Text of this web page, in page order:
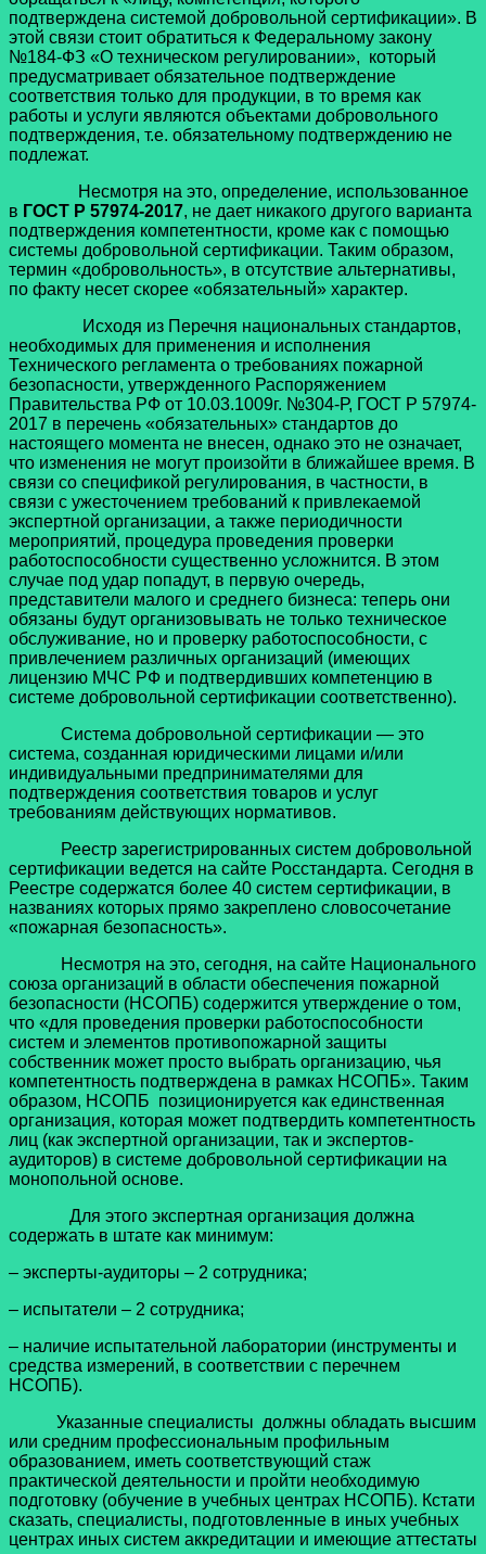
подтверждена системой добровольной сертификации». В
этой связи стоит обратиться к Федеральному закону
№184-ФЗ «О техническом регулировании», который
предусматривает обязательное подтверждение
соответствия только для продукции, в то время как
работы и услуги являются объектами добровольного
подтверждения, т.е. обязательному подтверждению не
подлежат.
Несмотря на это, определение, использованное
в ГОСТ Р 57974-2017, не дает никакого другого варианта
подтверждения компетентности, кроме как с помощью
системы добровольной сертификации. Таким образом,
термин «добровольность», в отсутствие альтернативы,
по факту несет скорее «обязательный» характер.
Исходя из Перечня национальных стандартов,
необходимых для применения и исполнения
Технического регламента о требованиях пожарной
безопасности, утвержденного Распоряжением
Правительства РФ от 10.03.1009г. №304-Р, ГОСТ Р 57974-
2017 в перечень «обязательных» стандартов до
настоящего момента не внесен, однако это не означает,
что изменения не могут произойти в ближайшее время. В
связи со спецификой регулирования, в частности, в
связи с ужесточением требований к привлекаемой
экспертной организации, а также периодичности
мероприятий, процедура проведения проверки
работоспособности существенно усложнится. В этом
случае под удар попадут, в первую очередь,
представители малого и среднего бизнеса: теперь они
обязаны будут организовывать не только техническое
обслуживание, но и проверку работоспособности, с
привлечением различных организаций (имеющих
лицензию МЧС РФ и подтвердивших компетенцию в
системе добровольной сертификации соответственно).
Система добровольной сертификации — это
система, созданная юридическими лицами и/или
индивидуальными предпринимателями для
подтверждения соответствия товаров и услуг
требованиям действующих нормативов.
Реестр зарегистрированных систем добровольной
сертификации ведется на сайте Росстандарта. Сегодня в
Реестре содержатся более 40 систем сертификации, в
названиях которых прямо закреплено словосочетание
«пожарная безопасность».
Несмотря на это, сегодня, на сайте Национального
союза организаций в области обеспечения пожарной
безопасности (НСОПБ) содержится утверждение о том,
что «для проведения проверки работоспособности
систем и элементов противопожарной защиты
собственник может просто выбрать организацию, чья
компетентность подтверждена в рамках НСОПБ». Таким
образом, НСОПБ позиционируется как единственная
организация, которая может подтвердить компетентность
лиц (как экспертной организации, так и экспертов-
аудиторов) в системе добровольной сертификации на
монопольной основе.
Для этого экспертная организация должна
содержать в штате как минимум:
– эксперты-аудиторы – 2 сотрудника;
– испытатели – 2 сотрудника;
– наличие испытательной лаборатории (инструменты и
средства измерений, в соответствии с перечнем
НСОПБ).
Указанные специалисты должны обладать высшим
или средним профессиональным профильным
образованием, иметь соответствующий стаж
практической деятельности и пройти необходимую
подготовку (обучение в учебных центрах НСОПБ). Кстати
сказать, специалисты, подготовленные в иных учебных
центрах иных систем аккредитации и имеющие аттестаты